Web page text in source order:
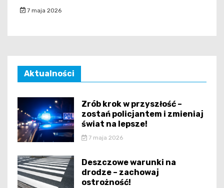
7 maja 2026
Aktualności
Zrób krok w przyszłość –
zostań policjantem i zmieniaj
świat na lepsze!
7 maja 2026
Deszczowe warunki na
drodze – zachowaj
ostrożność!